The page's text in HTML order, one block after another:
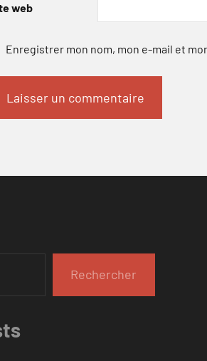
web
Enregistrer mon nom, mon e-mail et
Rechercher